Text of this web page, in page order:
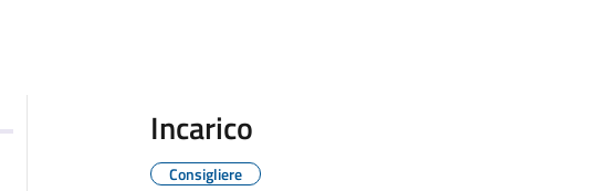
Incarico
Consigliere